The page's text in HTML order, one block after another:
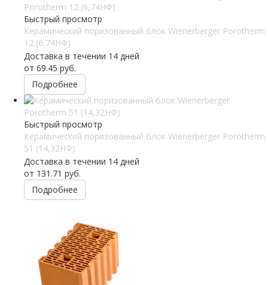
Быстрый просмотр
Керамический поризованный блок Wienerberger Porotherm
12 (6,74НФ)
Доставка в течении 14 дней
от 69.45 руб.
Подробнее
Быстрый просмотр
Керамический поризованный блок Wienerberger Porotherm
51 (14,32НФ)
Доставка в течении 14 дней
от 131.71 руб.
Подробнее